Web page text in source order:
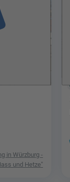
in Würzburg -
und Hetze"